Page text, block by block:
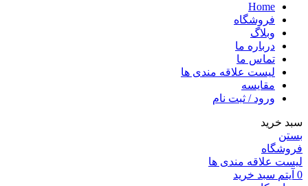
Home
فروشگاه
وبلاگ
درباره ما
تماس ما
لیست علاقه مندی ها
مقایسه
ورود / ثبت نام
سبد خرید
بستن
فروشگاه
لیست علاقه مندی ها
0 آیتم سبد خرید